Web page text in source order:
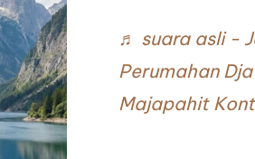
♬ suara asli -
Perumahan
Majapahit